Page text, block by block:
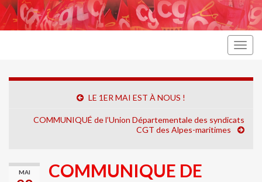
LE 1ER MAI EST À NOUS !
COMMUNIQUÉ de l’Union Départementale des syndicats
CGT des Alpes-maritimes
MAI
COMMUNIQUE DE